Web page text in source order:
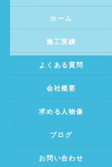
ホーム
施工実績
よくある質問
会社概要
求める人物像
ブログ
お問い合わせ